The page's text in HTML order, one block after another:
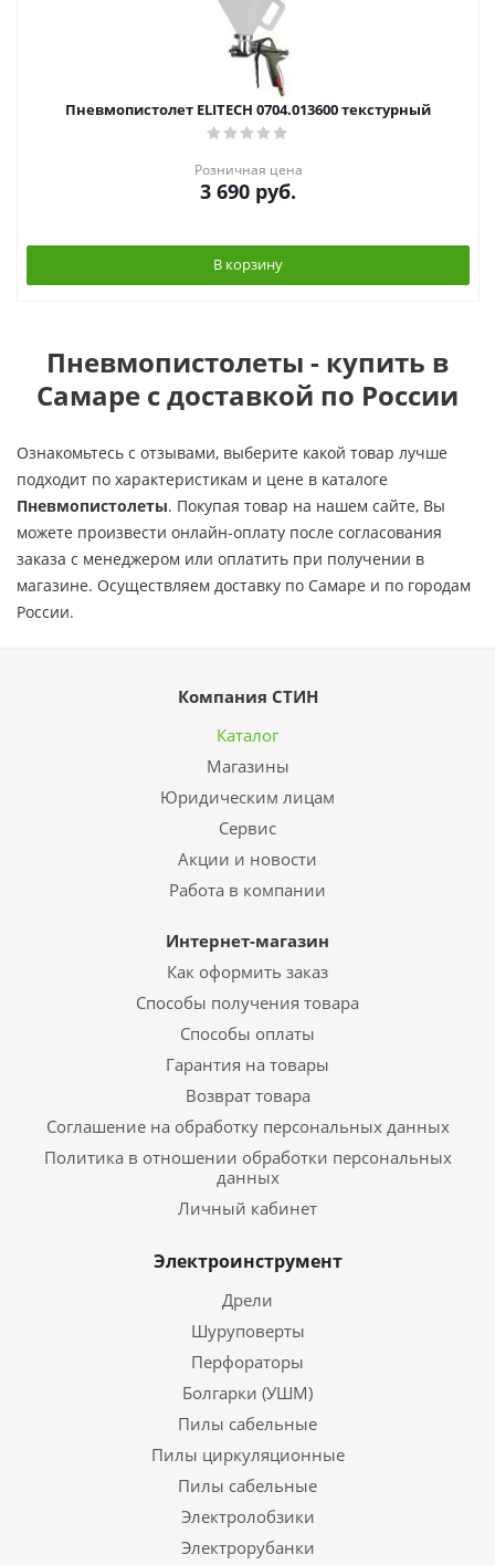
Пневмопистолет ELITECH 0704.013600 текстурный
Розничная цена
3 690 руб.
В корзину
Пневмопистолеты - купить в
Самаре с доставкой по России
Ознакомьтесь с отзывами, выберите какой товар лучше
подходит по характеристикам и цене в каталоге
Пневмопистолеты. Покупая товар на нашем сайте, Вы
можете произвести онлайн-оплату после согласования
заказа с менеджером или оплатить при получении в
магазине. Осуществляем доставку по Самаре и по городам
России.
Компания СТИН
Каталог
Магазины
Юридическим лицам
Сервис
Акции и новости
Работа в компании
Интернет-магазин
Как оформить заказ
Способы получения товара
Способы оплаты
Гарантия на товары
Возврат товара
Соглашение на обработку персональных данных
Политика в отношении обработки персональных
данных
Личный кабинет
Электроинструмент
Дрели
Шуруповерты
Перфораторы
Болгарки (УШМ)
Пилы сабельные
Пилы циркуляционные
Пилы сабельные
Электролобзики
Электрорубанки